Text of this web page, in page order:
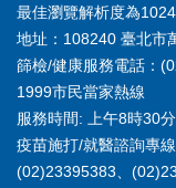
最佳瀏覽解析度為
地址：108240 臺北市
篩檢/健康服務電話：
1999市民當家熱線
服務時間: 上午8時30
疫苗施打/就醫諮詢專
(02)23395383、